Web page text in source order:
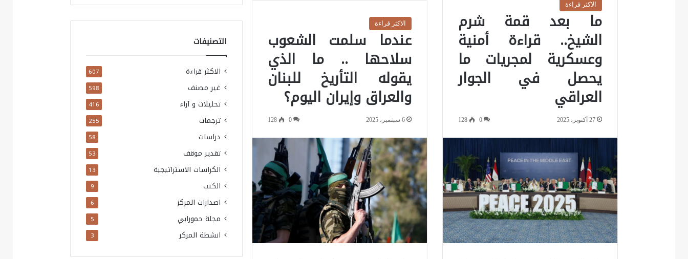
الاكثر قراءة
ما بعد قمة شرم
الشيخ.. قراءة أمنية
وعسكرية لمجريات ما
يحصل في الجوار
العراقي
27 أكتوبر، 2025 0
128
الاكثر قراءة
عندما سلمت الشعوب
سلاحها .. ما الذي
يقوله التأريخ للبنان
والعراق وإيران اليوم؟
6 سبتمبر، 2025 0
128
التصنيفات
الاكثر قراءة 607
غير مصنف 598
تحليلات و آراء 416
ترجمات 255
دراسات 58
تقدير موقف 53
الكراسات الاستراتيجية 13
الكتب 9
اصدارات المركز 6
مجلة حمورابي 5
انشطة المركز 3